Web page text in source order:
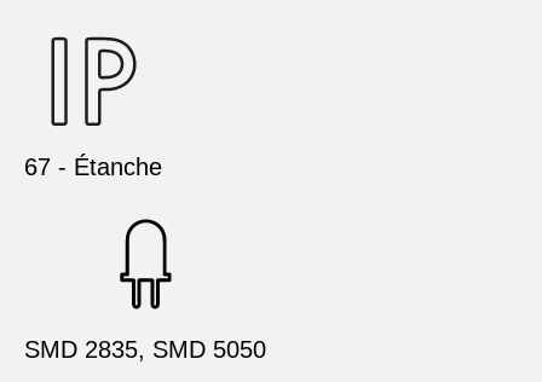
67 - Étanche
SMD 2835, SMD 5050